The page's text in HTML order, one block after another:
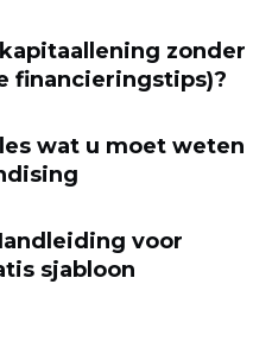
zonder
financieringstips)?
wat u moet weten
voor
sjabloon